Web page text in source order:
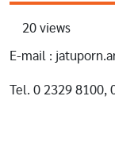
20 views
E-mail :
Tel. 0 2329 8100,